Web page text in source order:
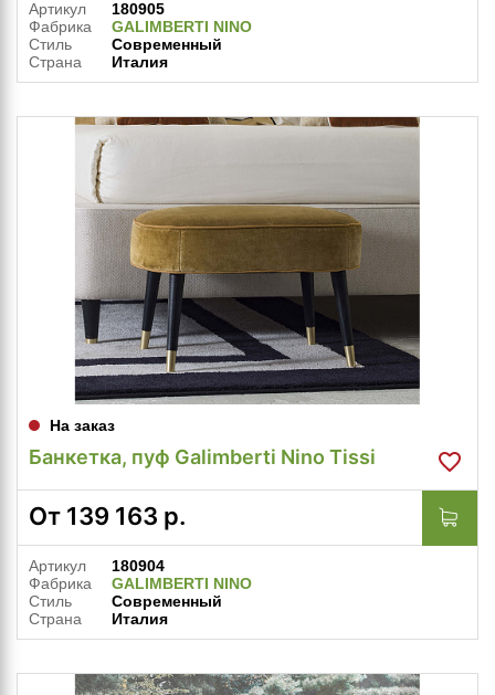
Артикул
180905
Фабрика
GALIMBERTI NINO
Стиль
Современный
Страна
Италия
На заказ
Банкетка, пуф Galimberti Nino Tissi
От 139 163 р.
Артикул
180904
Фабрика
GALIMBERTI NINO
Стиль
Современный
Страна
Италия